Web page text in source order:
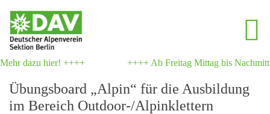
dazu hier! ++++ ++++ Ab Freitag Mittag bis
Übungsboard „Alpin“ für die Ausbildung
im Bereich Outdoor-/Alpinklettern